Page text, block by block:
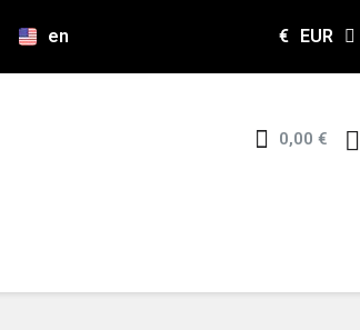
en € EUR
0,00 €